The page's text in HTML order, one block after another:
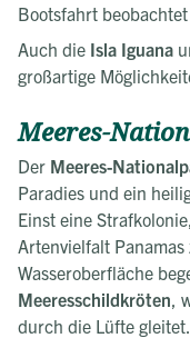
Bootsfahrt beobachtet
Auch die Isla Iguana
großartige
Meeres-
Der Meeres-
Paradies und ein
Einst eine
Artenvielfalt
Wasseroberfläche
Meeresschildkröten ,
durch die Lüfte